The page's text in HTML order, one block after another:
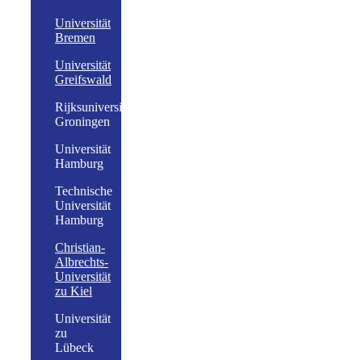
Universität
Bremen
Universität
Greifswald
Rijksuniversiteit
Groningen
Universität
Hamburg
Technische
Universität
Hamburg
Christian-
Albrechts-
Universität
zu Kiel
Universität
zu
Lübeck